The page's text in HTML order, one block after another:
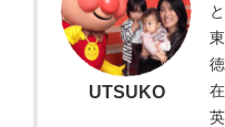
UTSUKO